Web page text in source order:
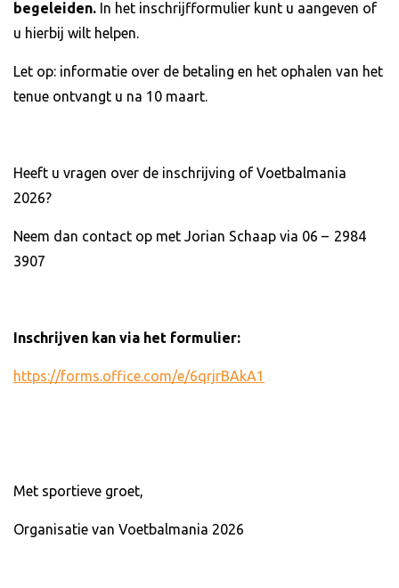
begeleiden. In het inschrijfformulier kunt u aangeven of
u hierbij wilt helpen.
Let op: informatie over de betaling en het ophalen van het
tenue ontvangt u na 10 maart.
Heeft u vragen over de inschrijving of Voetbalmania
2026?
Neem dan contact op met Jorian Schaap via 06 – 2984
3907
Inschrijven kan via het formulier:
https://forms.office.com/e/6qrjrBAkA1
Met sportieve groet,
Organisatie van Voetbalmania 2026